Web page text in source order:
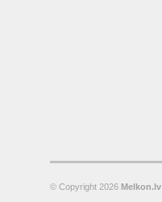
© Copyright 2026 Melkon.lv